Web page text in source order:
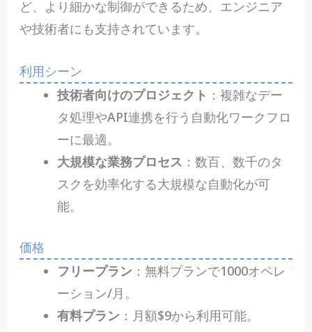
ど、より細かな制御ができるため、エンジニア
や技術者にも支持されています。
利用シーン
技術者向けのプロジェクト ：複雑なデー
タ処理やAPI連携を行う自動化ワークフロ
ーに最適。
大規模な業務プロセス ：数百、数千のタ
スクを効率化する大規模な自動化が可
能。
価格
フリープラン ：無料プランで1000オペレ
ーション/月。
有料プラン ：月額$9から利用可能。